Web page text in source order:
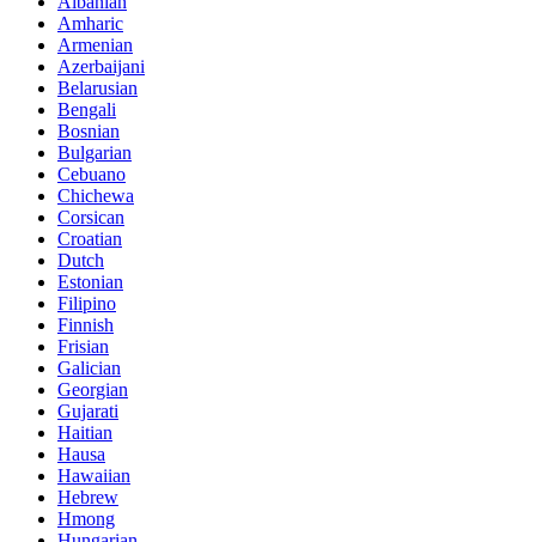
Amharic
Armenian
Azerbaijani
Belarusian
Bengali
Bosnian
Bulgarian
Cebuano
Chichewa
Corsican
Croatian
Dutch
Estonian
Filipino
Finnish
Frisian
Galician
Georgian
Gujarati
Haitian
Hausa
Hawaiian
Hebrew
Hmong